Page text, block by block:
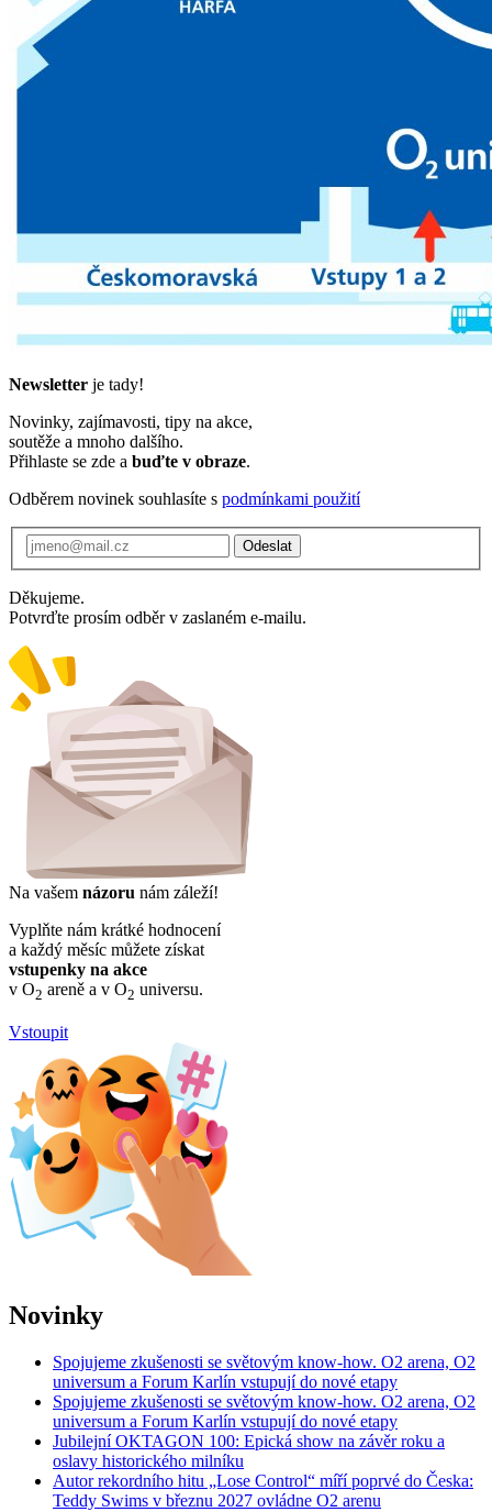
Newsletter je tady!
Novinky, zajímavosti, tipy na akce,
soutěže a mnoho dalšího.
Přihlaste se zde a buďte v obraze.
Odběrem novinek souhlasíte s podmínkami použití
Odeslat
Děkujeme.
Potvrďte prosím odběr v zaslaném e-mailu.
Na vašem názoru nám záleží!
Vyplňte nám krátké hodnocení
a každý měsíc můžete získat
vstupenky na akce
v O2 areně a v O2 universu.
Vstoupit
Novinky
Spojujeme zkušenosti se světovým know-how. O2 arena, O2
universum a Forum Karlín vstupují do nové etapy
Spojujeme zkušenosti se světovým know-how. O2 arena, O2
universum a Forum Karlín vstupují do nové etapy
Jubilejní OKTAGON 100: Epická show na závěr roku a
oslavy historického milníku
Autor rekordního hitu „Lose Control“ míří poprvé do Česka:
Teddy Swims v březnu 2027 ovládne O2 arenu